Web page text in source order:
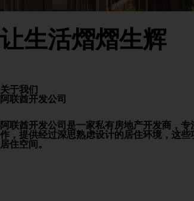
让生活熠熠生辉
关于我们
阿联酋开发公司
阿联酋开发公司是一家私有房地产开发商，
作，提供经过深思熟虑设计的居住环境，这
居住空间。